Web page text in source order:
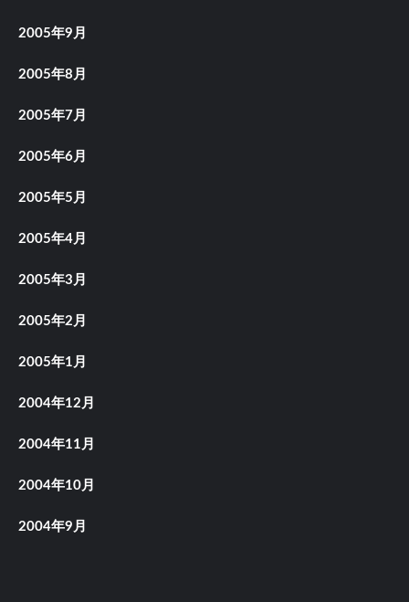
2005年9月
2005年8月
2005年7月
2005年6月
2005年5月
2005年4月
2005年3月
2005年2月
2005年1月
2004年12月
2004年11月
2004年10月
2004年9月